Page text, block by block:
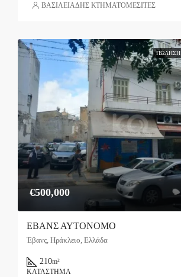
ΒΑΣΙΛΕΙΑΔΗΣ ΚΤΗΜΑΤΟΜΕΣΙΤΕΣ
ΠΏΛΗΣΗ
€500,000
ΕΒΑΝΣ ΑΥΤΟΝΟΜΟ
Έβανς, Ηράκλειο, Ελλάδα
210m²
ΚΑΤΆΣΤΗΜΑ